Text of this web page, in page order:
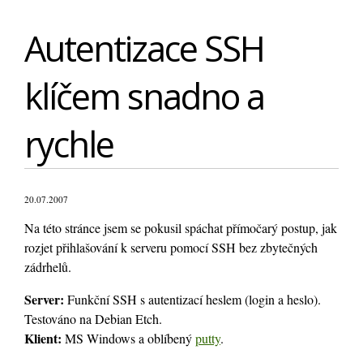
Autentizace SSH
klíčem snadno a
rychle
20.07.2007
Na této stránce jsem se pokusil spáchat přímočarý postup, jak
rozjet přihlašování k serveru pomocí SSH bez zbytečných
zádrhelů.
Server: Funkční SSH s autentizací heslem (login a heslo).
Testováno na Debian Etch.
Klient: MS Windows a oblíbenýputty.